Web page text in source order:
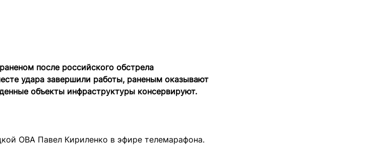
после российского обстрела
удара завершили работы, раненым оказывают
объекты инфраструктуры консервируют.
ОВА Павел Кириленко в эфире телемарафона.